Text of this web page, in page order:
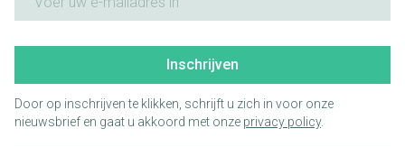
Inschrijven
Door op inschrijven te klikken, schrijft u zich in voor onze
nieuwsbrief en gaat u akkoord met onze privacy policy.